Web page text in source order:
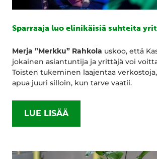
Sparraaja luo elinikäisiä suhteita
Merja ”Merkku” Rahkola uskoo, että
jokainen asiantuntija ja yrittäjä voi
Toisten tukeminen laajentaa
apua juuri silloin, kun tarve vaatii.
LUE LISÄÄ